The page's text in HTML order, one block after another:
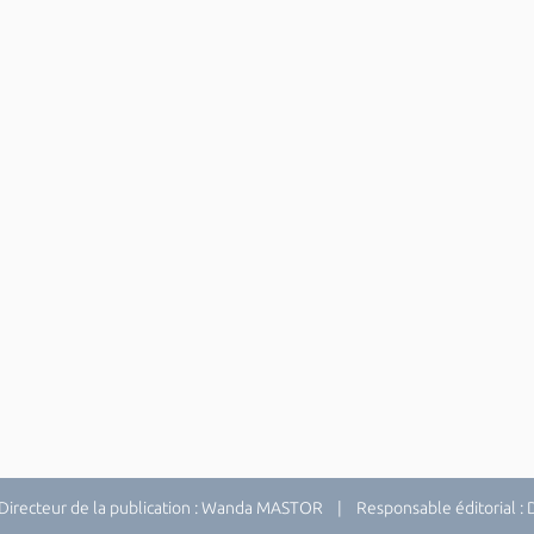
de la publication : Wanda MASTOR | Responsable éditorial :